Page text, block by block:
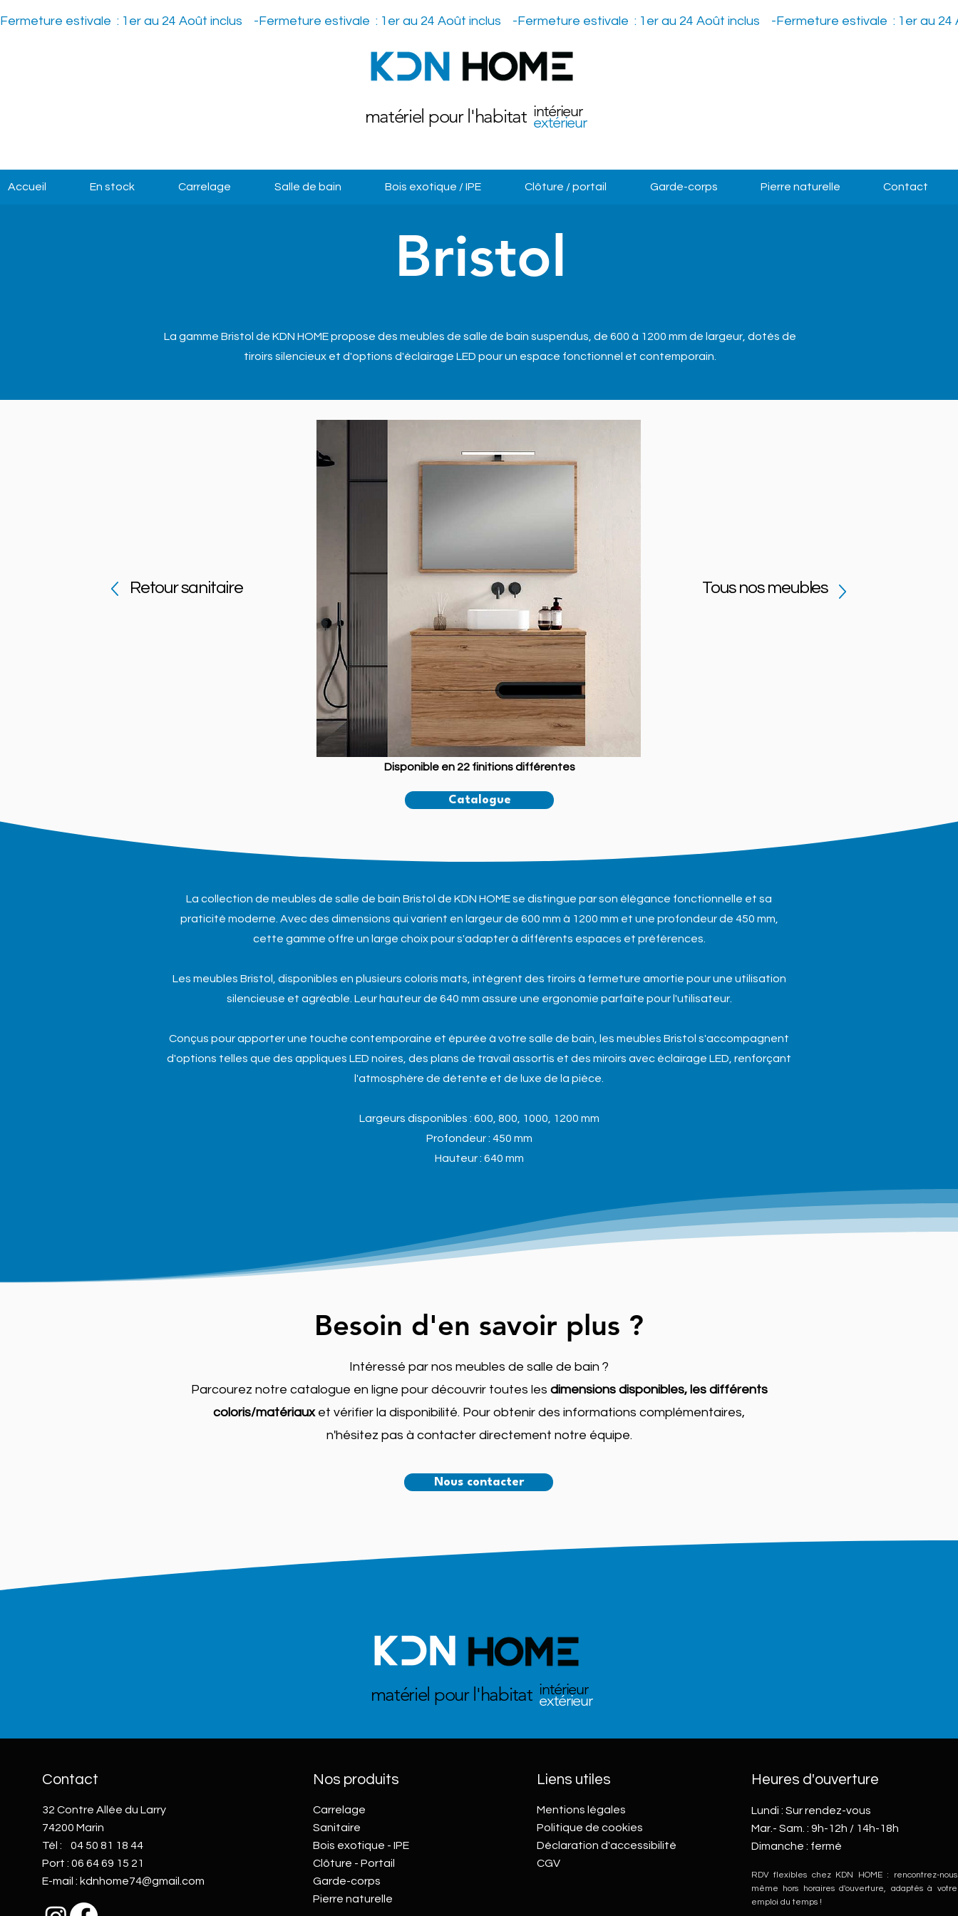
Fermeture estivale  : 1er au 24 Août inclus    -
matériel pour l'habitat intérieur
extérieur
Accueil En stock Carrelage Salle de bain Bois exotique / IPE Clôture / portail Garde-corps Pierre naturelle Contact
Bristol
La gamme Bristol de KDN HOME propose des meubles de salle de bain suspendus, de 600 à 1200 mm de largeur, dotés de
tiroirs silencieux et d'options d'éclairage LED pour un espace fonctionnel et contemporain.
Retour sanitaire Tous nos meubles
Disponible en 22 finitions différentes
Catalogue
La collection de meubles de salle de bain Bristol de KDN HOME se distingue par son élégance fonctionnelle et sa
praticité moderne. Avec des dimensions qui varient en largeur de 600 mm à 1200 mm et une profondeur de 450 mm,
cette gamme offre un large choix pour s'adapter à différents espaces et préférences.
Les meubles Bristol, disponibles en plusieurs coloris mats, intègrent des tiroirs à fermeture amortie pour une utilisation
silencieuse et agréable. Leur hauteur de 640 mm assure une ergonomie parfaite pour l'utilisateur.
Conçus pour apporter une touche contemporaine et épurée à votre salle de bain, les meubles Bristol s'accompagnent
d'options telles que des appliques LED noires, des plans de travail assortis et des miroirs avec éclairage LED, renforçant
l'atmosphère de détente et de luxe de la pièce.
Largeurs disponibles : 600, 800, 1000, 1200 mm
Profondeur : 450 mm
Hauteur : 640 mm
Besoin d'en savoir plus ?
Intéressé par nos meubles de salle de bain ?
Parcourez notre catalogue en ligne pour découvrir toutes les dimensions disponibles, les différents
coloris/matériaux et vérifier la disponibilité. Pour obtenir des informations complémentaires,
n'hésitez pas à contacter directement notre équipe.
Nous contacter
matériel pour l'habitat intérieur
extérieur
Contact
32 Contre Allée du Larry
74200 Marin
Tél : 04 50 81 18 44
Port : 06 64 69 15 21
E-mail : kdnhome74@gmail.com
Nos produits
Carrelage
Sanitaire
Bois exotique - IPE
Clôture - Portail
Garde-corps
Pierre naturelle
Liens utiles
Mentions légales
Politique de cookies
Déclaration d'accessibilité
CGV
Heures d'ouverture
Lundi : Sur rendez-vous
Mar.- Sam. : 9h-12h / 14h-18h
Dimanche : fermé
RDV flexibles chez KDN HOME : rencontrez-nous
même hors horaires d'ouverture, adaptés à votre
emploi du temps !